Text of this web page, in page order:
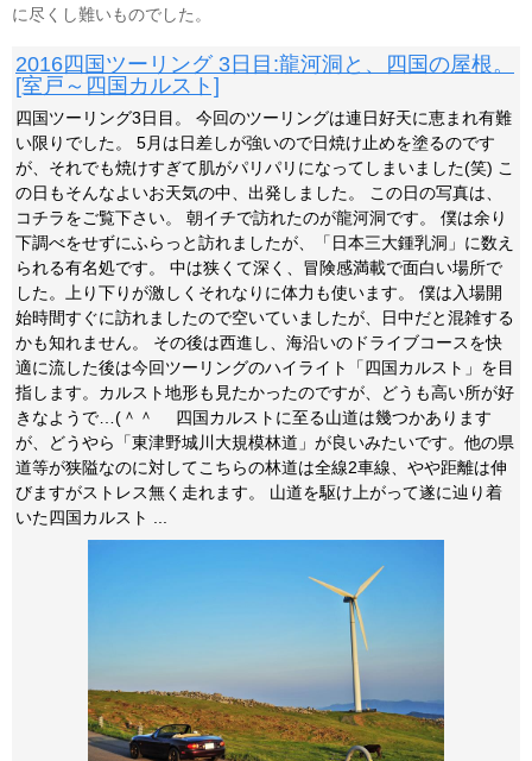
に尽くし難いものでした。
2016四国ツーリング 3日目:龍河洞と、四国の屋根。
[室戸～四国カルスト]
四国ツーリング3日目。 今回のツーリングは連日好天に恵まれ有難
い限りでした。 5月は日差しが強いので日焼け止めを塗るのです
が、それでも焼けすぎて肌がパリパリになってしまいました(笑) こ
の日もそんなよいお天気の中、出発しました。 この日の写真は、
コチラをご覧下さい。 朝イチで訪れたのが龍河洞です。 僕は余り
下調べをせずにふらっと訪れましたが、「日本三大鍾乳洞」に数え
られる有名処です。 中は狭くて深く、冒険感満載で面白い場所で
した。上り下りが激しくそれなりに体力も使います。 僕は入場開
始時間すぐに訪れましたので空いていましたが、日中だと混雑する
かも知れません。 その後は西進し、海沿いのドライブコースを快
適に流した後は今回ツーリングのハイライト「四国カルスト」を目
指します。カルスト地形も見たかったのですが、どうも高い所が好
きなようで…(＾＾ゞ 四国カルストに至る山道は幾つかあります
が、どうやら「東津野城川大規模林道」が良いみたいです。他の県
道等が狭隘なのに対してこちらの林道は全線2車線、やや距離は伸
びますがストレス無く走れます。 山道を駆け上がって遂に辿り着
いた四国カルスト ...